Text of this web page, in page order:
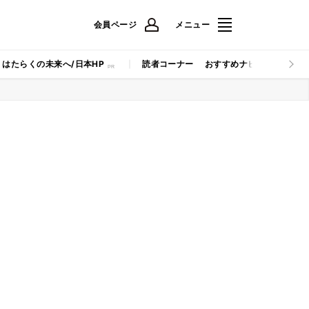
会員ページ メニュー
はたらくの未来へ/日本HP 読者コーナー おすすめナビ マイナビ